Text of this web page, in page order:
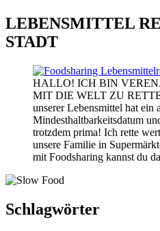
LEBENSMITTEL
STADT
HALLO! ICH BIN
MIT DIE WELT ZU
unserer Lebensmittel hat ein
Mindesthaltbarkeitsdatum
trotzdem prima! Ich rette
unsere Familie in
mit Foodsharing kannst du
Schlagwörter